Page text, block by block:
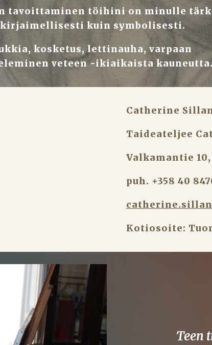
tavoittaminen töihini on minulle
kuin symbolisesti.
kosketus, lettinauha, varpaan
veteen -ikiaikaista kauneutta.
Catherine
Taideateljee
Valkamantie
puh. +358 40
Kotiosoite:
Teen